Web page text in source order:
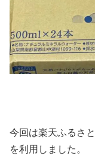
今回は楽天ふるさ
を利用しました。